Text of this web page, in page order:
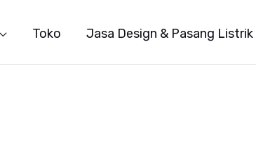
Toko Jasa Design & Pasang Listrik